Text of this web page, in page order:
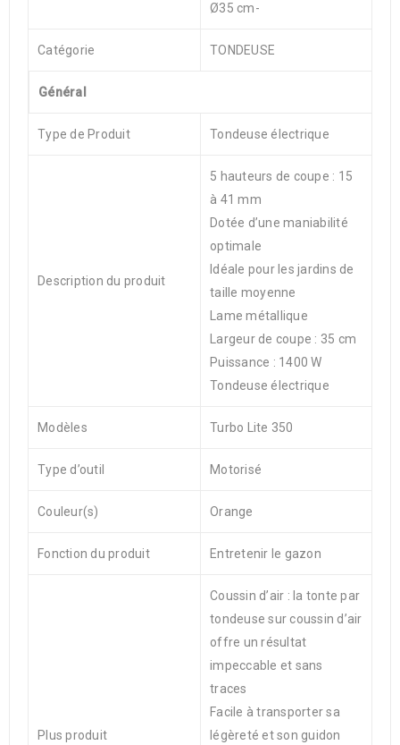
Ø35 cm-
Catégorie TONDEUSE
Général
Type de Produit Tondeuse électrique
Description du produit
5 hauteurs de coupe : 15
à 41 mm
Dotée d’une maniabilité
optimale
Idéale pour les jardins de
taille moyenne
Lame métallique
Largeur de coupe : 35 cm
Puissance : 1400 W
Tondeuse électrique
Modèles Turbo Lite 350
Type d’outil Motorisé
Couleur(s) Orange
Fonction du produit Entretenir le gazon
Plus produit
Coussin d’air : la tonte par
tondeuse sur coussin d’air
offre un résultat
impeccable et sans
traces
Facile à transporter sa
légèreté et son guidon